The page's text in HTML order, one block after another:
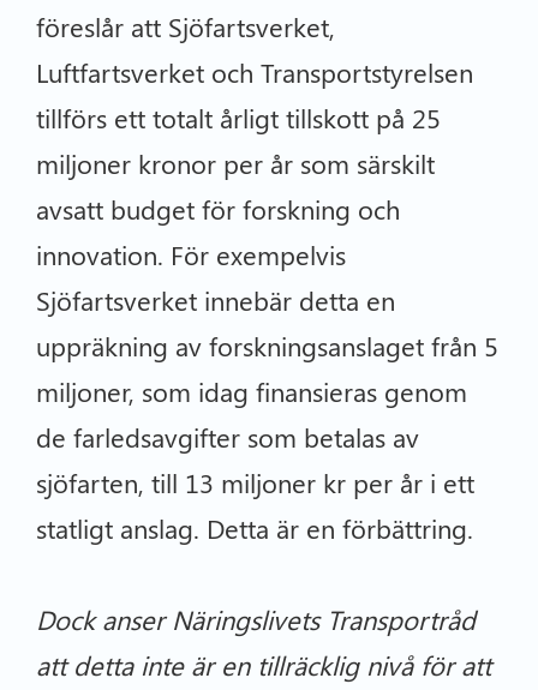
föreslår att Sjöfartsverket,
Luftfartsverket och Transportstyrelsen
tillförs ett totalt årligt tillskott på 25
miljoner kronor per år som särskilt
avsatt budget för forskning och
innovation. För exempelvis
Sjöfartsverket innebär detta en
uppräkning av forskningsanslaget från 5
miljoner, som idag finansieras genom
de farledsavgifter som betalas av
sjöfarten, till 13 miljoner kr per år i ett
statligt anslag. Detta är en förbättring.
Dock anser Näringslivets Transportråd
att detta inte är en tillräcklig nivå för att